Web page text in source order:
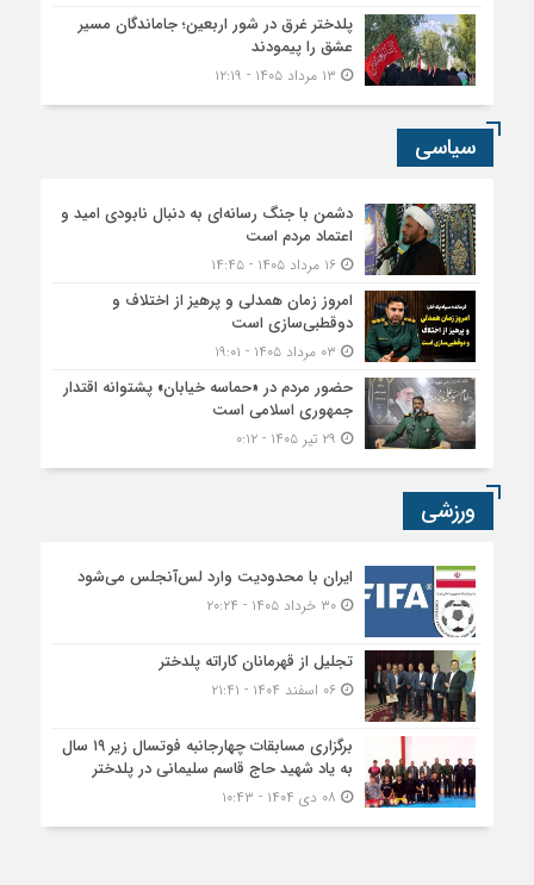
پلدختر غرق در شور اربعین؛ جاماندگان مسیر
عشق را پیمودند
سیاسی
دشمن با جنگ رسانه‌ای به دنبال نابودی امید و
اعتماد مردم است
۱۶ مرداد ۱۴۰۵ - ۱۴:۴۵
امروز زمان همدلی و پرهیز از اختلاف و
دوقطبی‌سازی است
حضور مردم در «حماسه خیابان» پشتوانه اقتدار
جمهوری اسلامی است
ورزشی
ایران با محدودیت وارد لس‌آنجلس می‌شود
۳۰ خرداد ۱۴۰۵ - ۲۰:۲۴
تجلیل از قهرمانان کاراته پلدختر
۰۶ اسفند ۱۴۰۴ - ۲۱:۴۱
برگزاری مسابقات چهارجانبه فوتسال زیر ۱۹ سال
به یاد شهید حاج قاسم سلیمانی در پلدختر